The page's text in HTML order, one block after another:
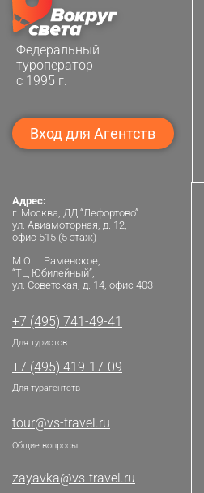
Федеральный
туроператор
с 1995 г.
Вход для Агентств
Адрес:
г. Москва, ДД “Лефортово”
ул. Авиамоторная, д. 12,
офис 515 (5 этаж)
М.О. г. Раменское,
“ТЦ Юбилейный”,
ул. Советская, д. 14, офис 403
+7 (495) 741-49-41
Для туристов
+7 (495) 419-17-09
Для турагентств
tour@vs-travel.ru
Общие вопросы
zayavka@vs-travel.ru